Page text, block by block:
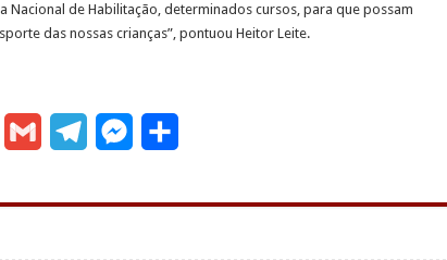
Nacional de Habilitação, determinados cursos, para que possam
das nossas crianças”, pontuou Heitor Leite.
a
l
s
a